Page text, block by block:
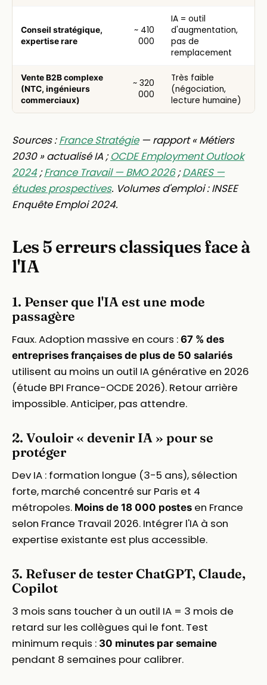
Conseil stratégique,
expertise rare
~ 410
000
IA = outil
d'augmentation,
pas de
remplacement
Vente B2B complexe
(NTC, ingénieurs
commerciaux)
~ 320
000
Très faible
(négociation,
lecture humaine)
Sources :France Stratégie— rapport « Métiers
2030 » actualisé IA ;OCDE Employment Outlook
2024;France Travail — BMO 2026;DARES —
études prospectives. Volumes d'emploi : INSEE
Enquête Emploi 2024.
Les 5 erreurs classiques face à
l'IA
1. Penser que l'IA est une mode
passagère
Faux. Adoption massive en cours : 67 % des
entreprises françaises de plus de 50 salariés
utilisent au moins un outil IA générative en 2026
(étude BPI France-OCDE 2026). Retour arrière
impossible. Anticiper, pas attendre.
2. Vouloir « devenir IA » pour se
protéger
Dev IA : formation longue (3-5 ans), sélection
forte, marché concentré sur Paris et 4
métropoles. Moins de 18 000 postes en France
selon France Travail 2026. Intégrer l'IA à son
expertise existante est plus accessible.
3. Refuser de tester ChatGPT, Claude,
Copilot
3 mois sans toucher à un outil IA = 3 mois de
retard sur les collègues qui le font. Test
minimum requis : 30 minutes par semaine
pendant 8 semaines pour calibrer.